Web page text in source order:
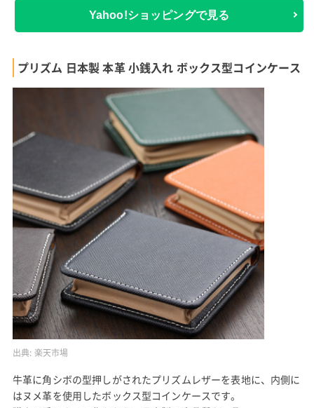
Yahoo!ショッピングで見る
プリズム 日本製 本革 小銭入れ ボックス型コインケース
出典: 楽天市場
牛革に角シボの型押しがされたプリズムレザーを表地に、内側に
はヌメ革を使用したボックス型コインケースです。